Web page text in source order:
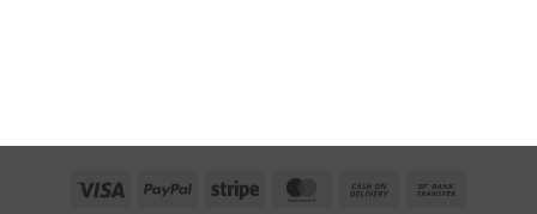
Visa PayPal Stripe MasterCardCash